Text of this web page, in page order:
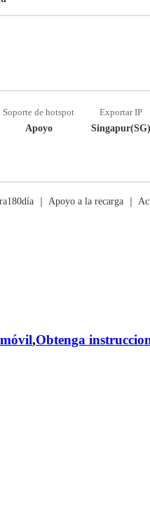
Soporte de hotspot
Apoyo
Exportar IP
Singapur(SG)
｜ Apoyo a la recarga ｜
,Obtenga